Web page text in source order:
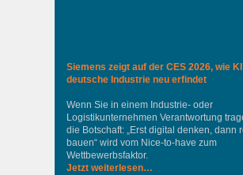
Siemens zeigt auf der CES 2026, wie
deutsche Industrie neu erfindet
Wenn Sie in einem Industrie‑ oder
Logistikunternehmen Verantwortung
die Botschaft: „Erst digital denken, dann
bauen“ wird vom Nice‑to‑have zum
Wettbewerbsfaktor.
Jetzt weiterlesen…